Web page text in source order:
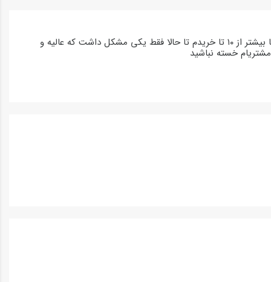
هیچ جا نه تنها ایران بلکه تو عراقو ترکیه هم این ای سی رو به شرط نمیتونن بدن بجز شما بیشتر از ۱۰ تا خریدم تا حالا فقط یکی مشکل داشت که عالیه و
خسته نباشید